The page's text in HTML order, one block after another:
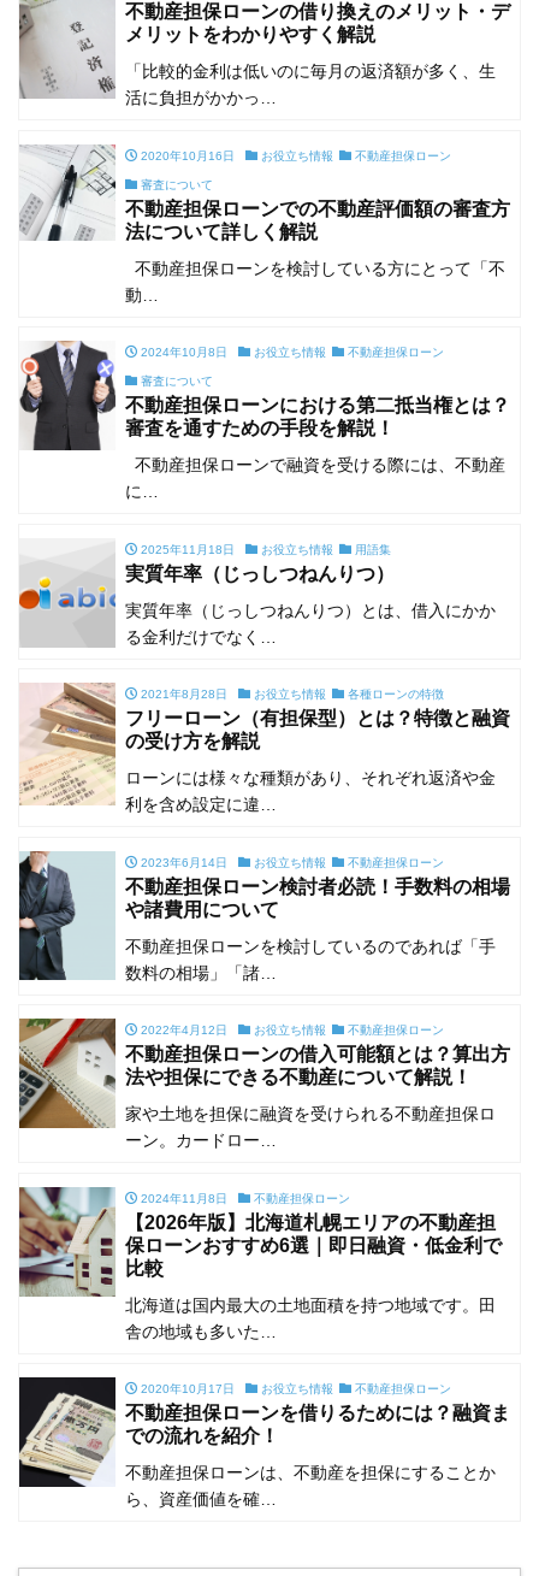
不動産担保ローンの借り換えのメリット・デ
メリットをわかりやすく解説
「比較的金利は低いのに毎月の返済額が多く、生
活に負担がかかっ…
2020年10月16日 お役立ち情報 不動産担保ローン
審査について
不動産担保ローンでの不動産評価額の審査方
法について詳しく解説
不動産担保ローンを検討している方にとって「不
動…
2024年10月8日 お役立ち情報 不動産担保ローン
審査について
不動産担保ローンにおける第二抵当権とは？
審査を通すための手段を解説！
不動産担保ローンで融資を受ける際には、不動産
に…
2025年11月18日 お役立ち情報 用語集
実質年率（じっしつねんりつ）
実質年率（じっしつねんりつ）とは、借入にかか
る金利だけでなく…
2021年8月28日 お役立ち情報 各種ローンの特徴
フリーローン（有担保型）とは？特徴と融資
の受け方を解説
ローンには様々な種類があり、それぞれ返済や金
利を含め設定に違…
2023年6月14日 お役立ち情報 不動産担保ローン
不動産担保ローン検討者必読！手数料の相場
や諸費用について
不動産担保ローンを検討しているのであれば「手
数料の相場」「諸…
2022年4月12日 お役立ち情報 不動産担保ローン
不動産担保ローンの借入可能額とは？算出方
法や担保にできる不動産について解説！
家や土地を担保に融資を受けられる不動産担保ロ
ーン。カードロー…
2024年11月8日 不動産担保ローン
【2026年版】北海道札幌エリアの不動産担
保ローンおすすめ6選｜即日融資・低金利で
比較
北海道は国内最大の土地面積を持つ地域です。田
舎の地域も多いた…
2020年10月17日 お役立ち情報 不動産担保ローン
不動産担保ローンを借りるためには？融資ま
での流れを紹介！
不動産担保ローンは、不動産を担保にすることか
ら、資産価値を確…